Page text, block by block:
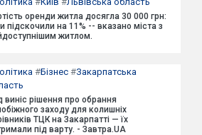
оренди житла досягла 30 000 грн:
підскочили на 11% -- вказано міста з
житлом.
#Бізнес #Закарпатська
виніс рішення про обрання
заходу для колишніх
ТЦК на Закарпатті — їх
під варту. - Завтра.UA